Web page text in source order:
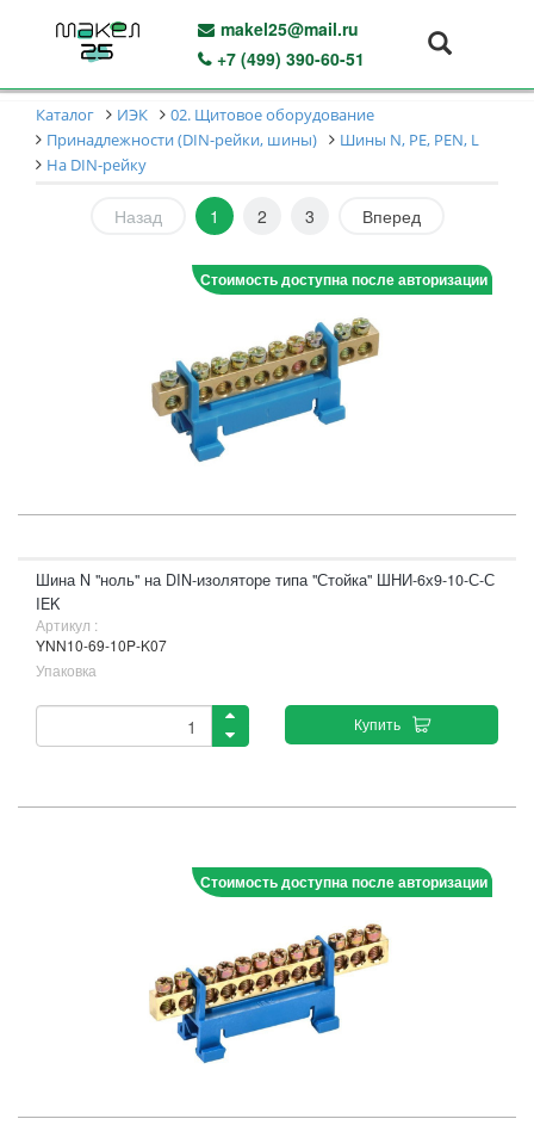
makel25@mail.ru
+7 (499) 390-60-51
Каталог ИЭК
02. Щитовое оборудование
Принадлежности (DIN-рейки, шины)
Шины N, PE, PEN, L
На DIN-рейку
Назад 1 2 3 Вперед
Стоимость доступна после авторизации
Шина N "ноль" на DIN-изоляторе типа "Стойка" ШНИ-6х9-10-С-С
IEK
Артикул :
YNN10-69-10P-K07
Упаковка
Купить
Стоимость доступна после авторизации